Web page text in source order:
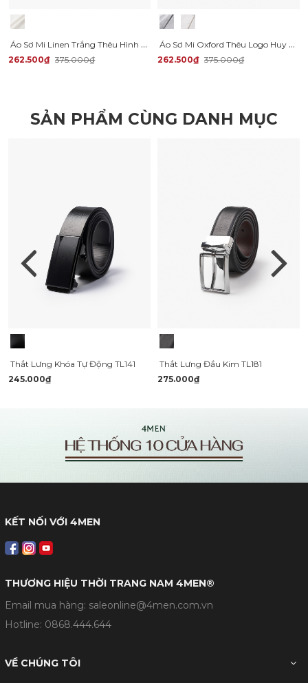
Áo Sơ Mi Linen Trắng Thêu Hình Mỏ Neo 4M Form Regular SM184 Màu Trắng
262.500₫ 375.000₫
Áo Sơ Mi Oxford Thêu Logo Huy Hiệu Form Slimfit SM171
262.500₫ 375.000₫
SẢN PHẨM CÙNG DANH MỤC
Thắt Lưng Khóa Tự Động TL141
245.000₫
Thắt Lưng Đầu Kim TL181
275.000₫
KẾT NỐI VỚI 4MEN
THƯƠNG HIỆU THỜI TRANG NAM 4MEN®
Email mua hàng: saleonline@4men.com.vn
Hotline: 0868.444.644
VỀ CHÚNG TÔI